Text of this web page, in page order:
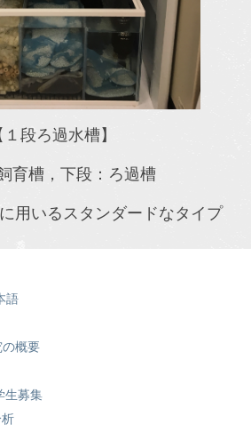
１段ろ過水槽】
育槽，下段：ろ過槽
用いるスタンダードなタイプ
語
概要
生募集